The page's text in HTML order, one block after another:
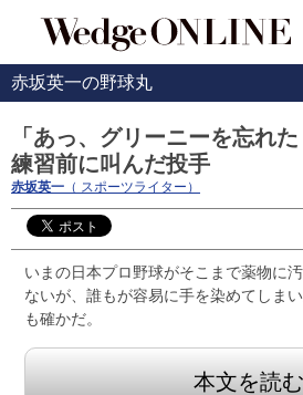
赤坂英一の野球丸
「あっ、グリーニーを忘れ
練習前に叫んだ投手
赤坂英一 （ スポーツライター）
いまの日本プロ野球がそこまで薬物に
ないが、誰もが容易に手を染めてしま
も確かだ。
本文を読む